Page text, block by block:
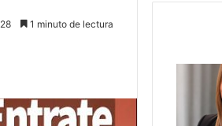
28 1 minuto de lectura